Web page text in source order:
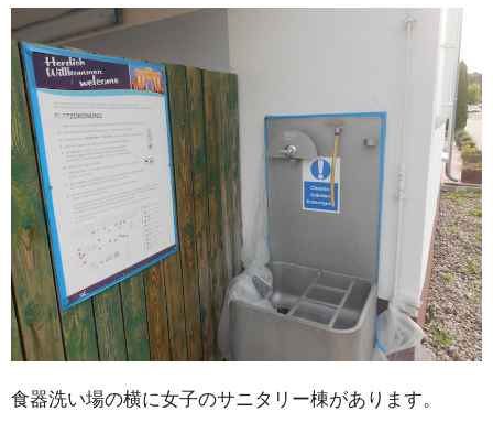
食器洗い場の横に女子のサニタリー棟があります。